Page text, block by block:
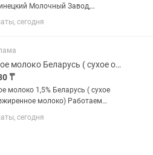
Молочный Завод,
жирностью 26% — это
высокого качества,
сегодня
Сухое молоко Беларусь ( сухое обезжиренное молоко 1,5% )
₸
молоко 1,5% Беларусь ( сухое
молоко) Работаем
Документы и сертификаты
сегодня